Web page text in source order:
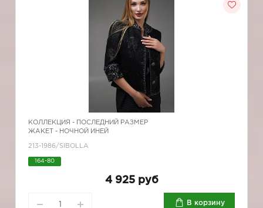
КОЛЛЕКЦИЯ -
ПОСЛЕДНИЙ РАЗМЕР
ЖАКЕТ - НОЧНОЙ ИНЕЙ
213-1986/SIBOLLA
164-80
4 925 руб
В корзину